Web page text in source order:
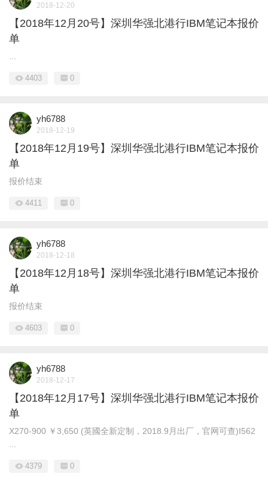
2018-12-20
【2018年12月20号】深圳华强北港行IBM笔记本报价
单
4403 0
yh6788
2018-12-19
【2018年12月19号】深圳华强北港行IBM笔记本报价
单
报价结束
4411 0
yh6788
2018-12-18
【2018年12月18号】深圳华强北港行IBM笔记本报价
单
报价结束
4603 0
yh6788
2018-12-17
【2018年12月17号】深圳华强北港行IBM笔记本报价
单
X270-900 ￥3,650 (英國全新定制，2018.9月出厂，官网可查)I562
4379 0